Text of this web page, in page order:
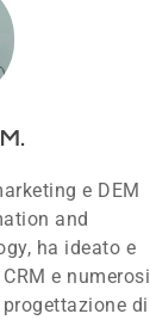
e DEM
and
ha ideato e
e numerosi
di